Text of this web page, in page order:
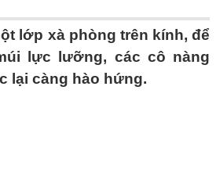
lớp xà phòng trên kính, để
lực lưỡng, các cô nàng
lại càng hào hứng.